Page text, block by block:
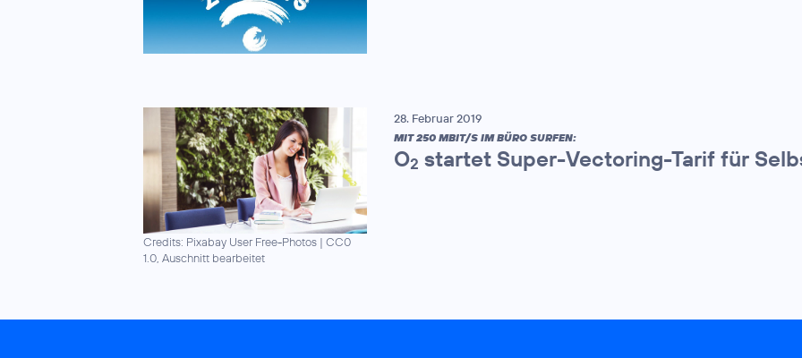
Credits: Pixabay User Free-Photos | CC0
1.0, Auschnitt bearbeitet
28. Februar 2019
MIT 250 MBIT/S IM BÜRO SURFEN:
O2 startet Super-Vectoring-Tarif für